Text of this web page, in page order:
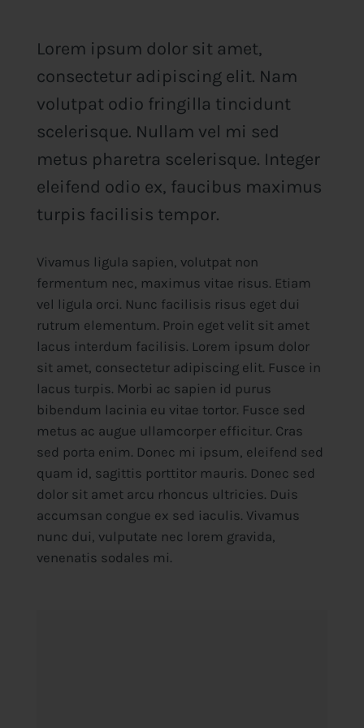
Lorem ipsum dolor sit amet,
consectetur adipiscing elit. Nam
volutpat odio fringilla tincidunt
scelerisque. Nullam vel mi sed
metus pharetra scelerisque. Integer
eleifend odio ex, faucibus maximus
turpis facilisis tempor.
Vivamus ligula sapien, volutpat non
fermentum nec, maximus vitae risus. Etiam
vel ligula orci. Nunc facilisis risus eget dui
rutrum elementum. Proin eget velit sit amet
lacus interdum facilisis. Lorem ipsum dolor
sit amet, consectetur adipiscing elit. Fusce in
lacus turpis. Morbi ac sapien id purus
bibendum lacinia eu vitae tortor. Fusce sed
metus ac augue ullamcorper efficitur. Cras
sed porta enim. Donec mi ipsum, eleifend sed
quam id, sagittis porttitor mauris. Donec sed
dolor sit amet arcu rhoncus ultricies. Duis
accumsan congue ex sed iaculis. Vivamus
nunc dui, vulputate nec lorem gravida,
venenatis sodales mi.